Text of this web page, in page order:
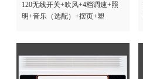
120无线开关+吹风+4档调速+照
明+音乐（选配）+摆页+塑